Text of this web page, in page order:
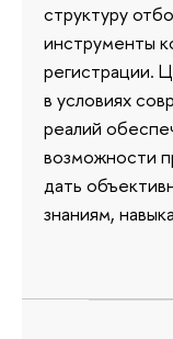
структуру
инструменты
регистрации.
в условиях
реалий
возможности
дать
знаниям,